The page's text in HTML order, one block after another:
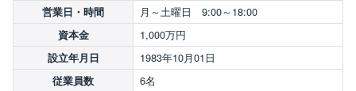
営業日・時間 月～土曜日 9:00～18:00
資本金 1,000万円
設立年月日 1983年10月01日
従業員数 6名